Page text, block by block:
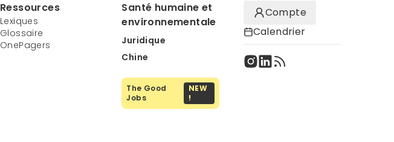
Ressources
Lexiques
Glossaire
OnePagers
Santé humaine et
environnementale
Juridique
Chine
The Good
Jobs
NEW
!
Compte
Calendrier